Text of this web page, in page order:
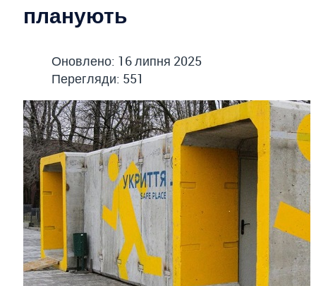
планують
Оновлено: 16 липня 2025
Перегляди: 551